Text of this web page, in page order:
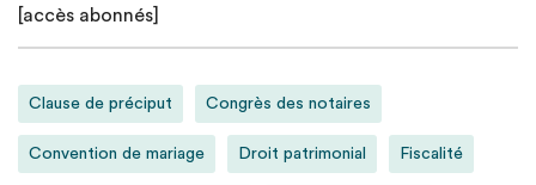
[accès abonnés]
Clause de préciput Congrès des notaires
Convention de mariage Droit patrimonial Fiscalité